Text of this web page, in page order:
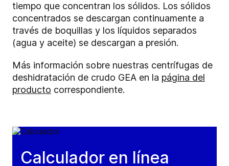
tiempo que concentran los sólidos. Los sólidos
concentrados se descargan continuamente a
través de boquillas y los líquidos separados
(agua y aceite) se descargan a presión.
Más información sobre nuestras centrífugas de
deshidratación de crudo GEA en la página del
producto correspondiente.
Calculador en línea